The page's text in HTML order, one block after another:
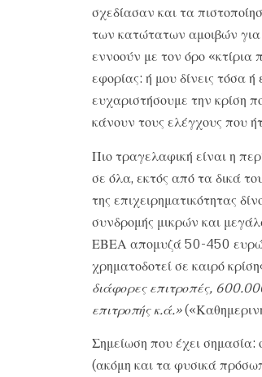
σχεδίασαν και τα
των κατώτατων αμοιβών για
εννοούν με τον όρο «κτίρια
εφορίας: ή μου δίνεις τόσα
ευχαριστήσουμε την κρίση
κάνουν τους ελέγχους που
Πιο τραγελαφική είναι η
σε όλα, εκτός από τα δικά
της επιχειρηματικότητας
συνδρομής μικρών και
ΕΒΕΑ απομυζά 50-450 ευρώ
χρηματοδοτεί σε καιρό
διάφορες επιτροπές,
επιτροπής κ.ά.»
Σημείωση που έχει σημασία:
(ακόμη και τα φυσικά